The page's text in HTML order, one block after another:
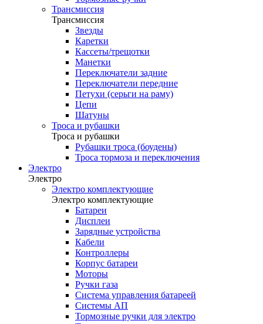
Трансмиссия
Трансмиссия
Звезды
Каретки
Кассеты/трещотки
Манетки
Переключатели задние
Переключатели передние
Петухи (серьги на раму)
Цепи
Шатуны
Троса и рубашки
Троса и рубашки
Рубашки троса (боудены)
Троса тормоза и переключения
Электро
Электро
Электро комплектующие
Электро комплектующие
Батареи
Дисплеи
Зарядные устройства
Кабели
Контроллеры
Корпус батареи
Моторы
Ручки газа
Система управления батареей
Системы АП
Тормозные ручки для электро